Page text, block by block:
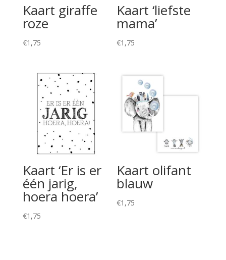
Kaart giraffe
roze
€1,75
Kaart ‘liefste
mama’
€1,75
Kaart ‘Er is er
één jarig,
hoera hoera’
€1,75
Kaart olifant
blauw
€1,75